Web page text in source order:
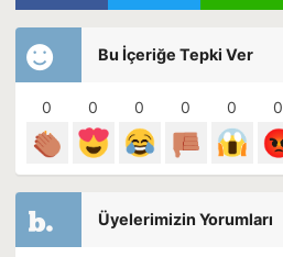
Bu İçeriğe Tepki Ver
0 0 0 0 0 0
Üyelerimizin Yorumları